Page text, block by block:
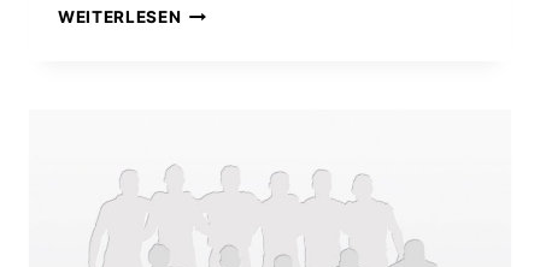
WEITERLESENKORONARSPORT